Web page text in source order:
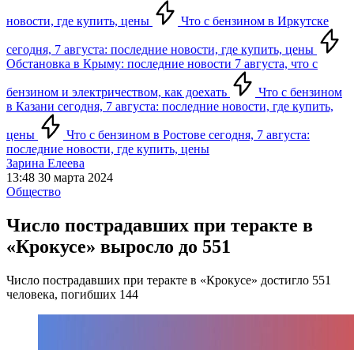
новости, где купить, цены Что с бензином в Иркутске
сегодня, 7 августа: последние новости, где купить, цены
Обстановка в Крыму: последние новости 7 августа, что с
бензином и электричеством, как доехать
Что с бензином
в Казани сегодня, 7 августа: последние новости, где купить,
цены
Что с бензином в Ростове сегодня, 7 августа:
последние новости, где купить, цены
Зарина Елеева
13:48 30 марта 2024
Общество
Число пострадавших при теракте в
«Крокусе» выросло до 551
Число пострадавших при теракте в «Крокусе» достигло 551
человека, погибших 144